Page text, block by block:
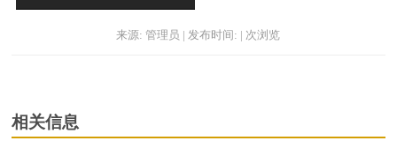
来源: 管理员 | 发布时间: | 次浏览
相关信息